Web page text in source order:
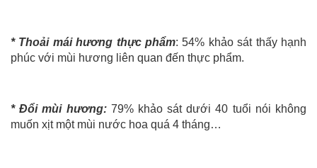
* Thoải mái hương thực phẩm: 54% khảo sát thấy hạnh
phúc với mùi hương liên quan đến thực phẩm.
*Đổi mùi hương: 79% khảo sát dưới 40 tuổi nói không
muốn xịt một mùi nước hoa quá 4 tháng…